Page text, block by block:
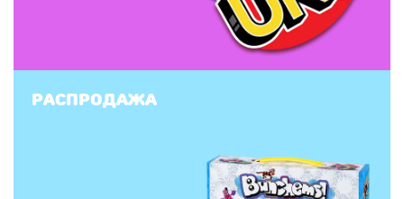
Распродажа